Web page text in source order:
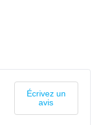
Écrivez un
avis